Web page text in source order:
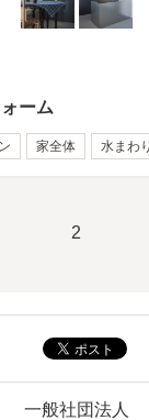
ーム
家全体 水まわり
2
一般社団法人